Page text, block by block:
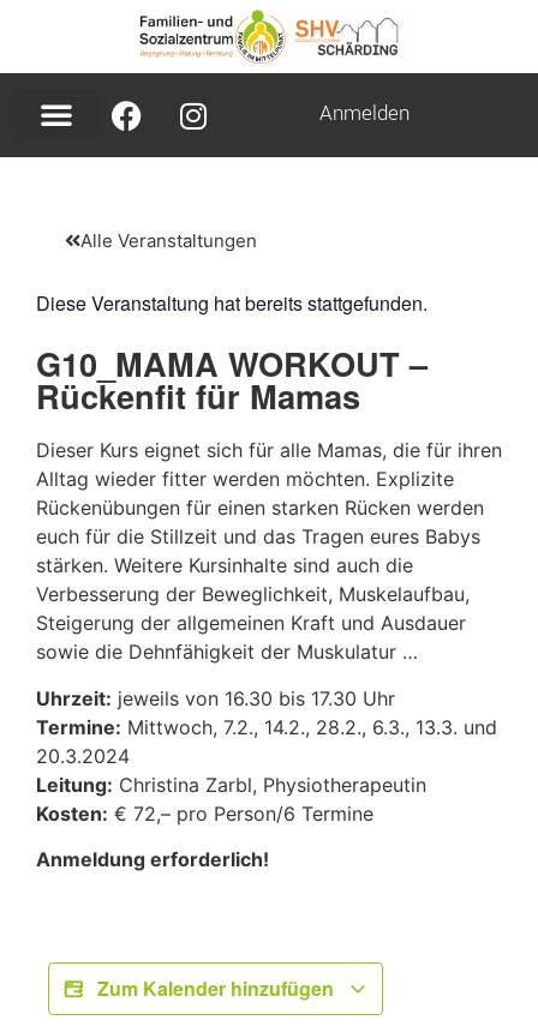
Anmelden
Alle Veranstaltungen
Diese Veranstaltung hat bereits stattgefunden.
G10_MAMA WORKOUT –
Rückenfit für Mamas
Dieser Kurs eignet sich für alle Mamas, die für ihren
Alltag wieder fitter werden möchten. Explizite
Rückenübungen für einen starken Rücken werden
euch für die Stillzeit und das Tragen eures Babys
stärken. Weitere Kursinhalte sind auch die
Verbesserung der Beweglichkeit, Muskelaufbau,
Steigerung der allgemeinen Kraft und Ausdauer
sowie die Dehnfähigkeit der Muskulatur …
Uhrzeit: jeweils von 16.30 bis 17.30 Uhr
Termine: Mittwoch, 7.2., 14.2., 28.2., 6.3., 13.3. und
20.3.2024
Leitung: Christina Zarbl, Physiotherapeutin
Kosten: € 72,– pro Person/6 Termine
Anmeldung erforderlich!
Zum Kalender hinzufügen